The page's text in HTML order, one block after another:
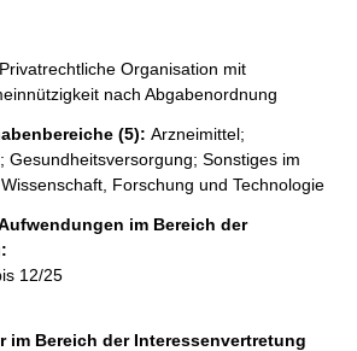
Privatrechtliche Organisation mit
nach Abgabenordnung
(5): Arzneimittel;
Gesundheitsversorgung; Sonstiges im
Forschung und Technologie
im Bereich der
12/25
im Bereich der Interessenvertretung